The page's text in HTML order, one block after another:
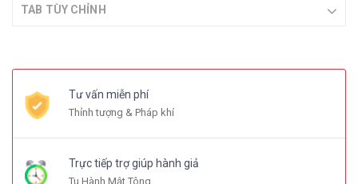
TAB TÙY CHỈNH
Tư vấn miễn phí
Thỉnh tượng & Pháp khí
Trực tiếp trợ giúp hành giả
Tu Hành Mật Tông